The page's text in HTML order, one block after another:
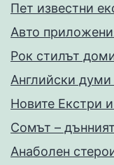
Пет известни
Авто
Рок стилът
Английски думи
Новите Екстри
Сомът –
Анаболен